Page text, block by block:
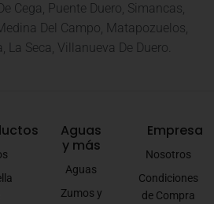
Cega, Puente Duero, Simancas,
Del Campo, Matapozuelos,
La Seca, Villanueva De Duero.
Aguas
y más
Aguas
Zumos y
Empresa
Nosotros
Condiciones
de Compra